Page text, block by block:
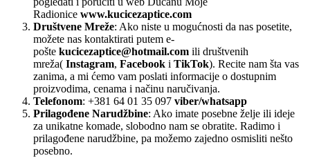
Radionice www.kucicezaptice.com
Društvene Mreže: Ako niste u mogućnosti da nas posetite,
možete nas kontaktirati putem e-
pošte kucicezaptice@hotmail.com ili društvenih
mreža( Instagram, Facebook i TikTok). Recite nam šta vas
zanima, a mi ćemo vam poslati informacije o dostupnim
proizvodima, cenama i načinu naručivanja.
Telefonom: +381 64 01 35 097 viber/whatsapp
Prilagođene Narudžbine: Ako imate posebne želje ili ideje
za unikatne komade, slobodno nam se obratite. Radimo i
prilagođene narudžbine, pa možemo zajedno osmisliti nešto
posebno.